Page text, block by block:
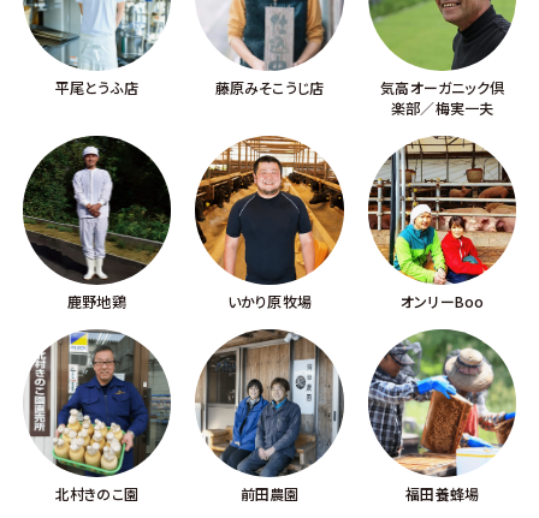
平尾とうふ店 藤原みそこうじ店
気高オーガニック倶
楽部／梅実一夫
鹿野地鶏 いかり原牧場 オンリーBoo
北村きのこ園 前田農園 福田養蜂場